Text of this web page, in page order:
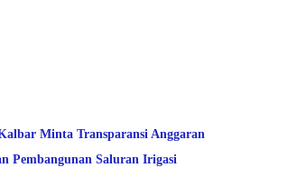
Minta Transparansi Anggaran
Pembangunan Saluran Irigasi